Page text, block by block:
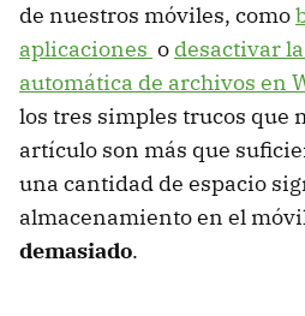
de nuestros móviles, como
aplicaciones o desactivar
automática de archivos en
los tres simples trucos que
artículo son más que
una cantidad de espacio
almacenamiento en el
demasiado.